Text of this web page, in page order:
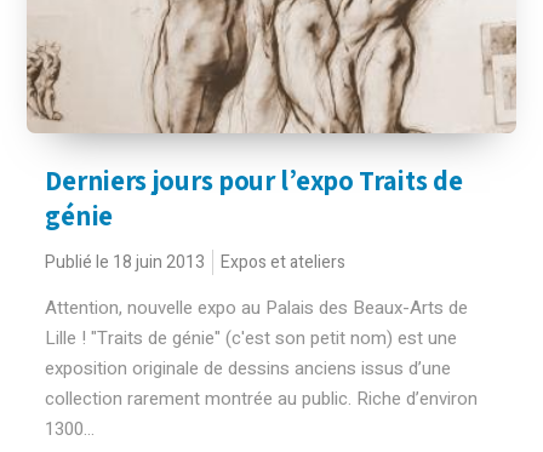
Derniers jours pour l’expo Traits de
génie
Publié le 18 juin 2013 Expos et ateliers
Attention, nouvelle expo au Palais des Beaux-Arts de
Lille ! "Traits de génie" (c'est son petit nom) est une
exposition originale de dessins anciens issus d’une
collection rarement montrée au public. Riche d’environ
1300...